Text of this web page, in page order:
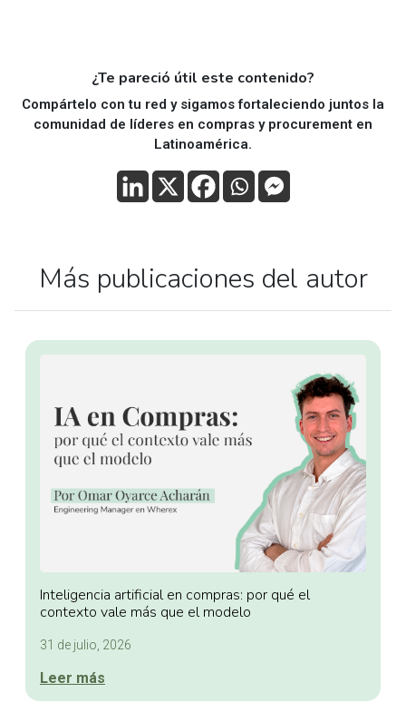
¿Te pareció útil este contenido?
Compártelo con tu red y sigamos fortaleciendo juntos la
comunidad de líderes en compras y procurement en
Latinoamérica.
Más publicaciones del autor
Inteligencia artificial en compras: por qué el
contexto vale más que el modelo
31 de julio, 2026
Leer más